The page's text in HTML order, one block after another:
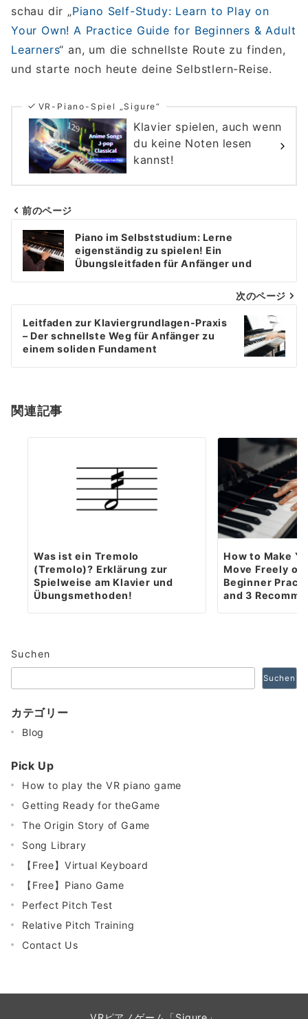
schau dir „Piano Self-Study: Learn to Play on
Your Own! A Practice Guide for Beginners & Adult
Learners“ an, um die schnellste Route zu finden,
und starte noch heute deine Selbstlern-Reise.
VR-Piano-Spiel „Sigure“
Klavier spielen, auch wenn
du keine Noten lesen
kannst!
Beitragsnavigation
前のページ
Piano im Selbststudium: Lerne
eigenständig zu spielen! Ein
Übungsleitfaden für Anfänger und
次のページ
Leitfaden zur Klaviergrundlagen-Praxis
– Der schnellste Weg für Anfänger zu
einem soliden Fundament
関連記事
Was ist ein Tremolo
(Tremolo)? Erklärung zur
Spielweise am Klavier und
Übungsmethoden!
How to Make
Move Freely on
Beginner
and 3
Suchen
Suchen
カテゴリー
Blog
Pick Up
How to play the VR piano game
Getting Ready for theGame
The Origin Story of Game
Song Library
【Free】Virtual Keyboard
【Free】Piano Game
Perfect Pitch Test
Relative Pitch Training
Contact Us